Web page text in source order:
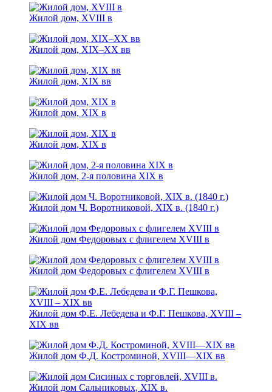
Жилой дом, XVIII в
Жилой дом, XIX–XX вв
Жилой дом, XIX вв
Жилой дом, XIX в
Жилой дом, XIX в
Жилой дом, 2-я половина XIХ в
Жилой дом Ч. Воротниковой, XIX в. (1840 г.)
Жилой дом Федоровых с флигелем XVIII в
Жилой дом Федоровых с флигелем XVIII в
Жилой дом Ф.Е. Лебедева и Ф.Г. Пешкова, XVIII –
XIX вв
Жилой дом Ф.Д. Костроминой, XVIII—XIX вв